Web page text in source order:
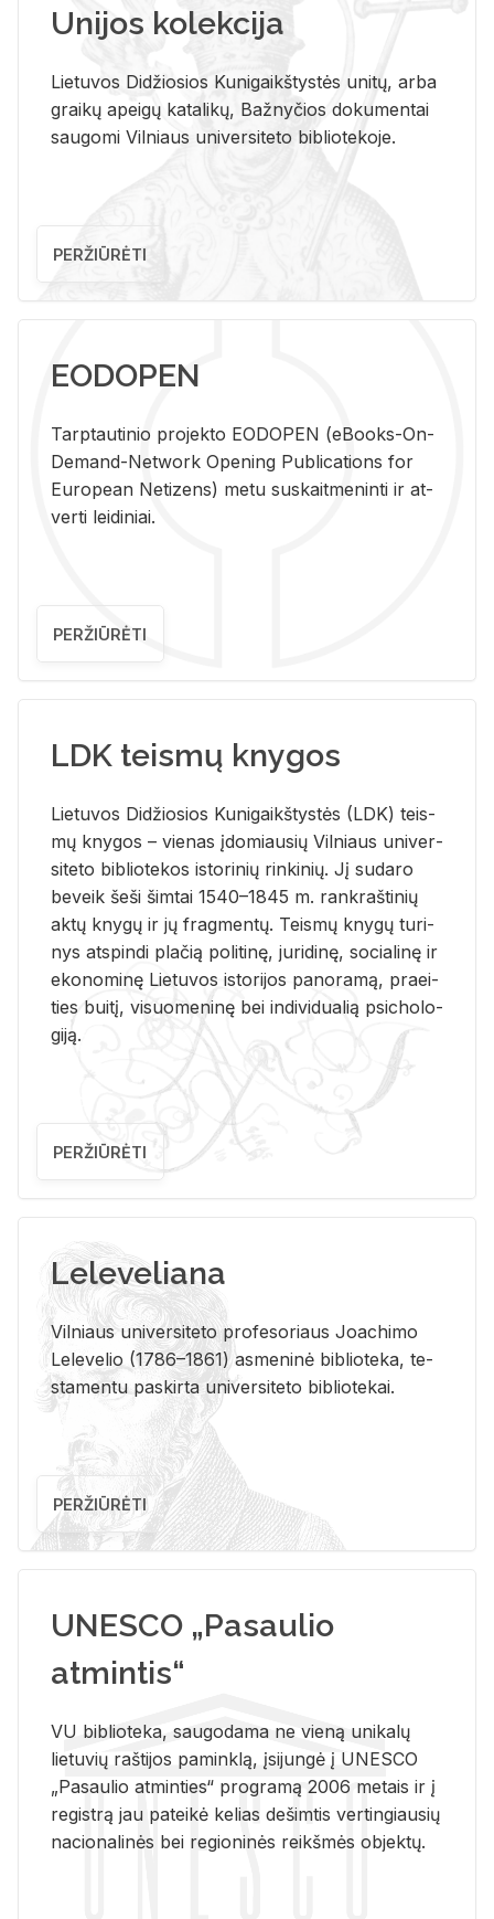
Unijos kolekcija
Lietuvos Didžiosios Kunigaikštystės unitų, arba
graikų apeigų katalikų, Bažnyčios dokumentai
saugomi Vilniaus universiteto bibliotekoje.
PERŽIŪRĖTI
EODOPEN
Tarp­tau­ti­nio pro­jek­to EO­DO­PEN (eBo­oks-On-
De­mand-Ne­twork Ope­ning Pub­li­ca­tions for
Eu­ro­pe­an Ne­ti­zens) metu su­skait­me­nin­ti ir at­
ver­ti lei­di­niai.
PERŽIŪRĖTI
LDK teismų knygos
Lie­tu­vos Di­džio­sios Ku­ni­gaikš­tys­tės (LDK) teis­
mų kny­gos – vie­nas įdo­miau­sių Vil­niaus uni­ver­
si­te­to bi­b­lio­te­kos is­to­ri­nių rin­ki­nių. Jį su­da­ro
be­veik šeši šim­tai 1540–1845 m. rank­raš­ti­nių
aktų kny­gų ir jų frag­men­tų. Teis­mų kny­gų tu­ri­
nys at­spin­di pla­čią po­li­ti­nę, ju­ri­di­nę, so­cia­li­nę ir
eko­no­mi­nę Lie­tu­vos is­to­ri­jos pa­no­ra­mą, pra­ei­
ties bui­tį, vi­suo­me­ni­nę bei in­di­vi­dua­lią psi­cho­lo­
gi­ją.
PERŽIŪRĖTI
Leleveliana
Vil­niaus uni­ver­si­te­to pro­fe­so­riaus Jo­a­chi­mo
Le­le­ve­lio (1786–1861) as­me­ni­nė bi­b­lio­te­ka, te­
sta­men­tu pa­skir­ta uni­ver­si­te­to bi­b­lio­te­kai.
PERŽIŪRĖTI
UNESCO „Pasaulio
atmintis“
VU biblioteka, saugodama ne vieną unikalų
lietuvių raštijos paminklą, įsijungė į UNESCO
„Pasaulio atminties“ programą 2006 metais ir į
registrą jau pateikė kelias dešimtis vertingiausių
nacionalinės bei regioninės reikšmės objektų.